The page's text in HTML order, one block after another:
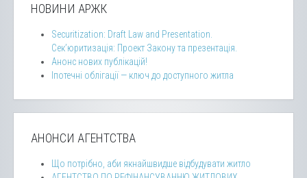
НОВИНИ АРЖК
Securitization: Draft Law and Presentation.
Сек’юритизація: Проект Закону та презентація.
Анонс нових публікацій!
Іпотечні облігації — ключ до доступного житла
АНОНСИ АГЕНТСТВА
Що потрібно, аби якнайшвидше відбудувати житло